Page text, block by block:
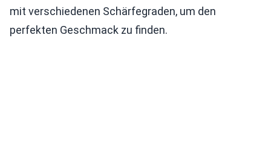
mit verschiedenen Schärfegraden, um den
perfekten Geschmack zu finden.